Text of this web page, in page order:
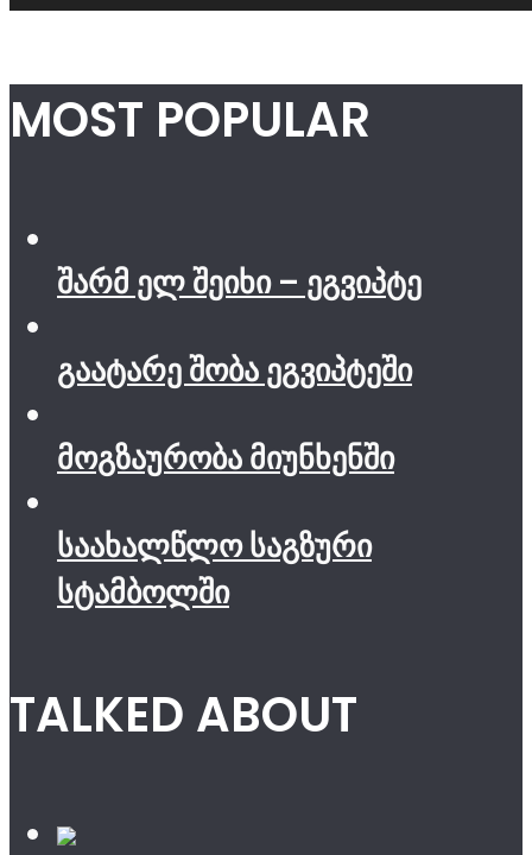
MOST POPULAR
შარმ ელ შეიხი – ეგვიპტე
გაატარე შობა ეგვიპტეში
მოგზაურობა მიუნხენში
საახალწლო საგზური
სტამბოლში
TALKED ABOUT